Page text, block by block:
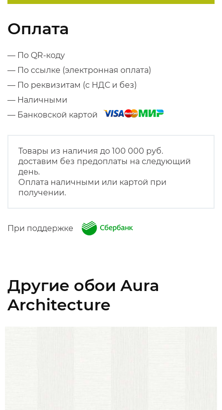
Оплата
— По QR-коду
— По ссылке (электронная оплата)
— По реквизитам (с НДС и без)
— Наличными
— Банковской картой
Товары из наличия до 100 000 руб.
доставим без предоплаты на следующий
день.
Оплата наличными или картой при
получении.
При поддержке
Другие обои Aura
Architecture